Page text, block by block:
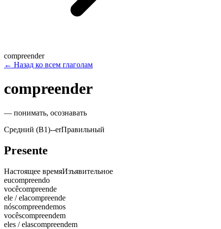
compreender
← Назад ко всем глаголам
compreender
— понимать, осознавать
Средний (B1)--erПравильный
Presente
Настоящее времяИзъявительное
eucompreendo
vocêcompreende
ele / elacompreende
nóscompreendemos
vocêscompreendem
eles / elascompreendem